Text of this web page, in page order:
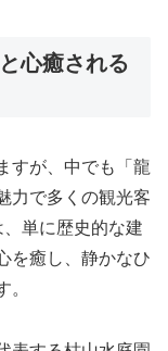
心癒される
すが、中でも「龍
力で多くの観光客
単に歴史的な建
を癒し、静かなひ
。